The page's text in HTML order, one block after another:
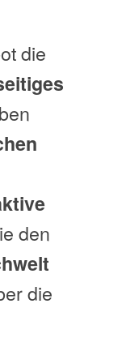
die
den
die